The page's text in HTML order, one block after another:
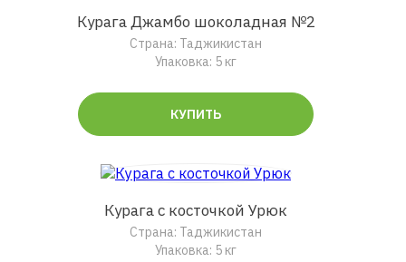
Курага Джамбо шоколадная №2
Страна: Таджикистан
Упаковка: 5 кг
КУПИТЬ
Курага с косточкой Урюк
Страна: Таджикистан
Упаковка: 5 кг